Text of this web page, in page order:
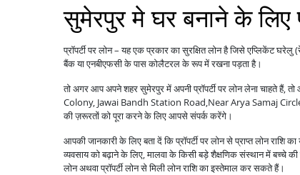
सुमेरपुर मे घर बनाने के लिए
प्रॉपर्टी पर लोन – यह एक प्रकार का सुरक्षित लोन है जिसे एप्लिकेंट घरेलु
बैंक या एनबीएफसी के पास कोलैटरल के रूप में रखना पड़ता है।
तो अगर आप अपने शहर सुमेरपुर में अपनी प्रॉपर्टी पर लोन लेना चाहते
Colony, Jawai Bandh Station Road,Near Arya Samaj
की ज़रूरतों को पूरा करने के लिए आपसे संपर्क करेंगे।
आपकी जानकारी के लिए बता दें कि प्रॉपर्टी पर लोन से प्राप्त लोन
व्यवसाय को बढ़ाने के लिए, मालवा के किसी बड़े शैक्षणिक संस्थान में बच्चे
लोन अथवा प्रॉपर्टी लोन से मिली लोन राशि का इस्तेमाल कर सकते हैं।